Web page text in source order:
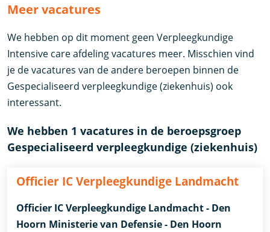
Meer vacatures
We hebben op dit moment geen Verpleegkundige
Intensive care afdeling vacatures meer. Misschien vind
je de vacatures van de andere beroepen binnen de
Gespecialiseerd verpleegkundige (ziekenhuis) ook
interessant.
We hebben 1 vacatures in de beroepsgroep
Gespecialiseerd verpleegkundige (ziekenhuis)
Officier IC Verpleegkundige Landmacht
Officier IC Verpleegkundige Landmacht - Den
Hoorn Ministerie van Defensie - Den Hoorn